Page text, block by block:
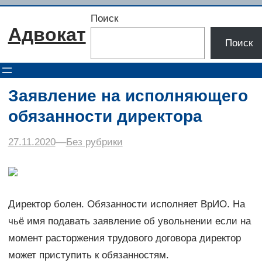
Перейти
содержимому
Адвокат
Поиск
Поиск
Заявление на исполняющего
обязанности директора
27.11.2020––Без рубрики
Директор болен. Обязанности исполняет ВрИО. На
чьё имя подавать заявление об увольнении если на
момент расторжения трудового договора директор
может приступить к обязанностям.